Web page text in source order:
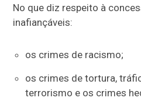
No que diz respeito à
inafiançáveis:
os crimes de racismo;
os crimes de tortura,
terrorismo e os crimes